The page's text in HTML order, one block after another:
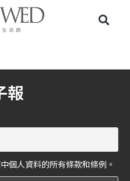
報
個人資料的所有條款和條例。